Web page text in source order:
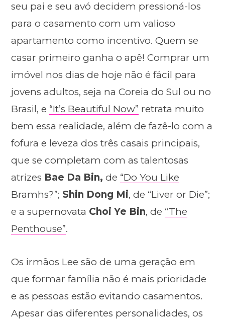
seu pai e seu avó decidem pressioná-los
para o casamento com um valioso
apartamento como incentivo. Quem se
casar primeiro ganha o apê! Comprar um
imóvel nos dias de hoje não é fácil para
jovens adultos, seja na Coreia do Sul ou no
Brasil, e “It’s Beautiful Now” retrata muito
bem essa realidade, além de fazê-lo com a
fofura e leveza dos três casais principais,
que se completam com as talentosas
atrizes Bae Da Bin, de “Do You Like
Bramhs?”; Shin Dong Mi, de “Liver or Die”;
e a supernovata Choi Ye Bin, de “The
Penthouse”.
Os irmãos Lee são de uma geração em
que formar família não é mais prioridade
e as pessoas estão evitando casamentos.
Apesar das diferentes personalidades, os